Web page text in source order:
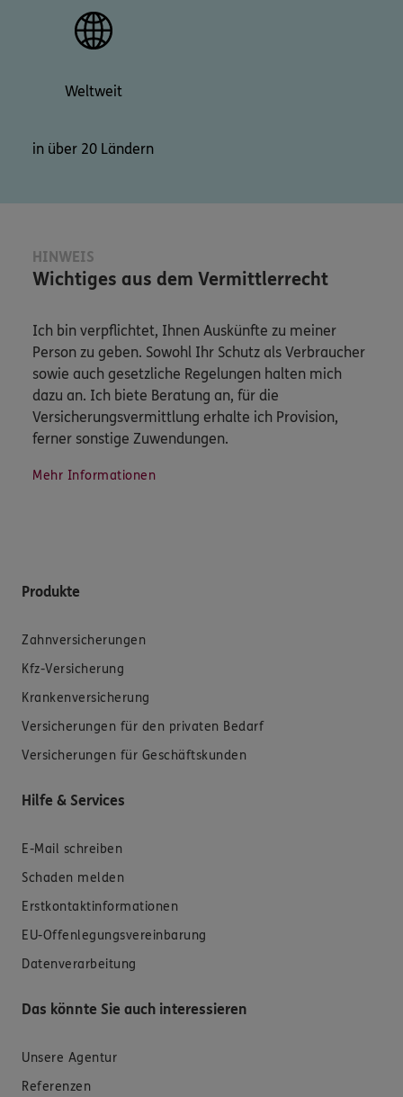
Weltweit
in über 20 Ländern
HINWEIS
Wichtiges aus dem Vermittlerrecht
Ich bin verpflichtet, Ihnen Auskünfte zu meiner
Person zu geben. Sowohl Ihr Schutz als Verbraucher
sowie auch gesetzliche Regelungen halten mich
dazu an. Ich biete Beratung an, für die
Versicherungsvermittlung erhalte ich Provision,
ferner sonstige Zuwendungen.
Mehr Informationen
Produkte
Zahnversicherungen
Kfz-Versicherung
Krankenversicherung
Versicherungen für den privaten Bedarf
Versicherungen für Geschäftskunden
Hilfe & Services
E-Mail schreiben
Schaden melden
Erstkontaktinformationen
EU-Offenlegungsvereinbarung
Datenverarbeitung
Das könnte Sie auch interessieren
Unsere Agentur
Referenzen